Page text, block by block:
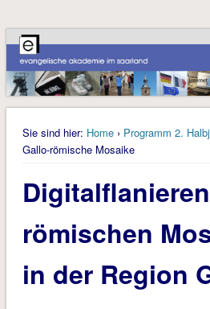
Sie sind hier: Home› Programm 2.
Gallo-römische Mosaike
römischen
in der Region